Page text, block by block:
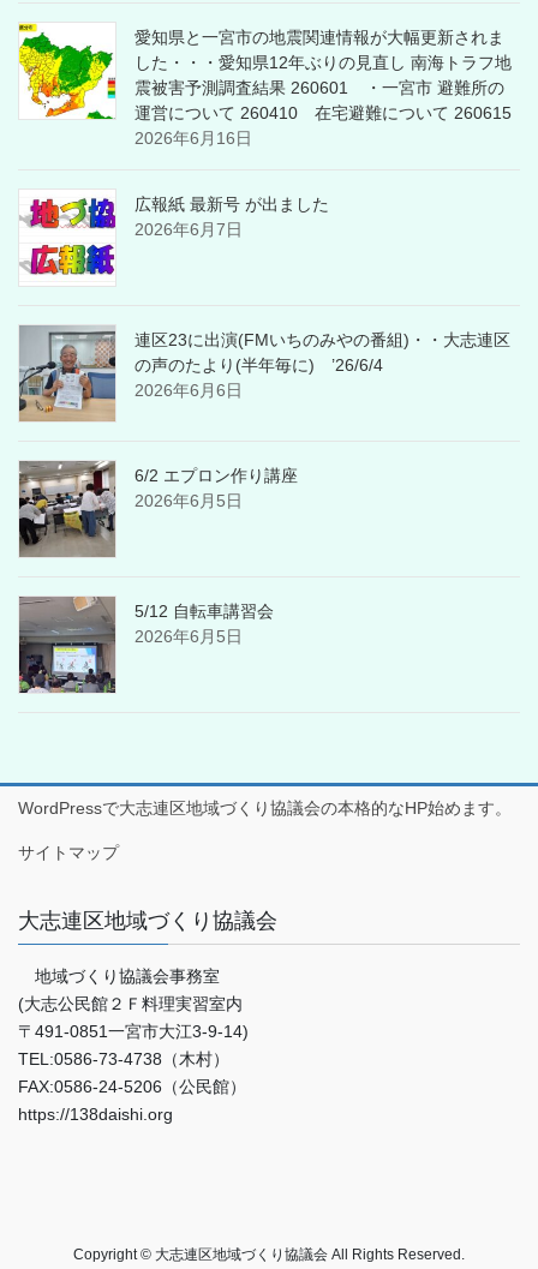
愛知県と一宮市の地震関連情報が大幅更新されま
した・・・愛知県12年ぶりの見直し 南海トラフ地
震被害予測調査結果 260601 ・一宮市 避難所の
運営について 260410 在宅避難について 260615
2026年6月16日
広報紙 最新号 が出ました
2026年6月7日
連区23に出演(FMいちのみやの番組)・・大志連区
の声のたより(半年毎に) ’26/6/4
2026年6月6日
6/2 エプロン作り講座
2026年6月5日
5/12 自転車講習会
2026年6月5日
WordPressで大志連区地域づくり協議会の本格的なHP始めます。
サイトマップ
大志連区地域づくり協議会
地域づくり協議会事務室
(大志公民館２Ｆ料理実習室内
〒491-0851一宮市大江3-9-14)
TEL:0586-73-4738（木村）
FAX:0586-24-5206（公民館）
https://138daishi.org
Copyright © 大志連区地域づくり協議会 All Rights Reserved.